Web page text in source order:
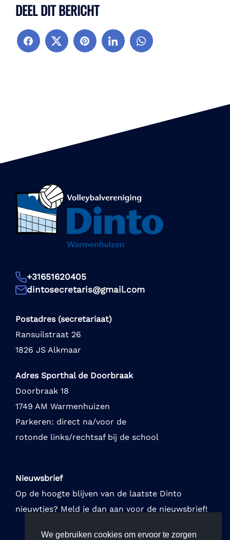
DEEL DIT BERICHT
+31651620405
dintosecretaris@gmail.com
Postadres (secretariaat)
Ransuilstraat 26
1826 JS Alkmaar
Adres Sporthal de Doorbraak
Doorbraak 18
1749 AM Warmenhuizen
Parkeren: direct na/voor de
rotonde links/rechtsaf bij de school
Nieuwsbrief
Op de hoogte blijven van de laatste Dinto
nieuwtjes? Meld je dan aan voor de nieuwsbrief!
We gebruiken cookies om ervoor te zorgen